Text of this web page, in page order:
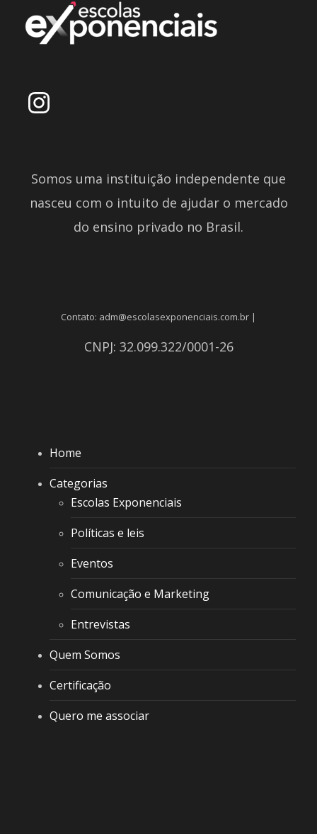
Somos uma instituição independente que
nasceu com o intuito de ajudar o mercado
do ensino privado no Brasil.
Contato: adm@escolasexponenciais.com.br |
CNPJ: 32.099.322/0001-26
Home
Categorias
Escolas Exponenciais
Políticas e leis
Eventos
Comunicação e Marketing
Entrevistas
Quem Somos
Certificação
Quero me associar